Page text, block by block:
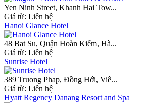
Yen Ninh Street, Khanh Hai Tow...
Giá từ: Liên hệ
Hanoi Glance Hotel
48 Bat Su, Quận Hoàn Kiếm, Hà...
Giá từ: Liên hệ
Sunrise Hotel
389 Truong Phap, Đồng Hới, Viê...
Giá từ: Liên hệ
Hyatt Regency Danang Resort and Spa